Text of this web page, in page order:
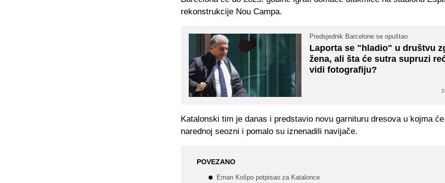
rekonstrukcije Nou Campa.
Predsjednik Barcelone se opuštao
Laporta se "hladio" u društvu
žena, ali šta će sutra supruzi
vidi fotografiju?
Katalonski tim je danas i predstavio novu garnituru dresova u kojma
narednoj seozni i pomalo su iznenadili navijače.
POVEZANO
Eman Košpo potpisao za Katalonce